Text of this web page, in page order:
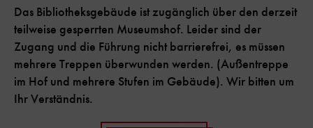
Das Bibliotheksgebäude ist zugänglich über den derzeit
teilweise gesperrten Museumshof. Leider sind der
Zugang und die Führung nicht barrierefrei, es müssen
mehrere Treppen überwunden werden. (Außentreppe
im Hof und mehrere Stufen im Gebäude). Wir bitten um
Ihr Verständnis.